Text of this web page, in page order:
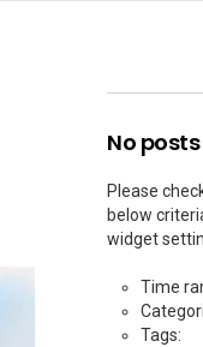
No
Please
below
widget
Time
Tags: